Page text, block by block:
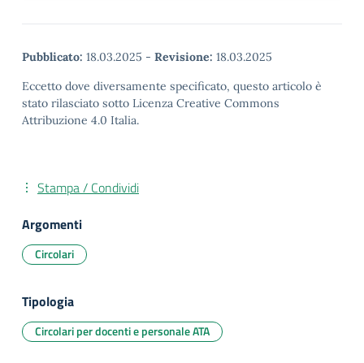
Pubblicato: 18.03.2025 - Revisione: 18.03.2025
Eccetto dove diversamente specificato, questo articolo è
stato rilasciato sotto Licenza Creative Commons
Attribuzione 4.0 Italia.
Stampa / Condividi
Argomenti
Circolari
Tipologia
Circolari per docenti e personale ATA